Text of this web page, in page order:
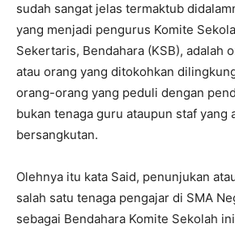
sudah sangat jelas termaktub
yang menjadi pengurus Komite
Sekertaris, Bendahara (KSB), adalah
atau orang yang ditokohkan
orang-orang yang peduli dengan
bukan tenaga guru ataupun staf yang
bersangkutan.
Olehnya itu kata Said, penunjukan
salah satu tenaga pengajar di SMA
sebagai Bendahara Komite Sekolah